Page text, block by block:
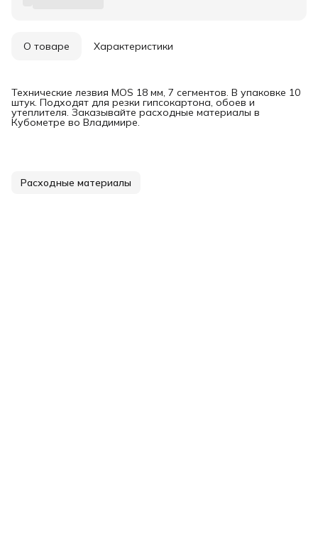
О товаре Характеристики
Технические лезвия MOS 18 мм, 7 сегментов. В упаковке 10
штук. Подходят для резки гипсокартона, обоев и
утеплителя. Заказывайте расходные материалы в
Кубометре во Владимире.
Расходные материалы